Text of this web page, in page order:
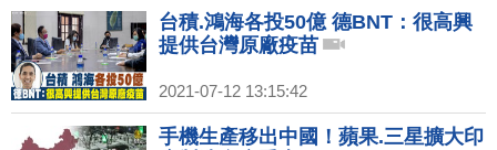
台積.鴻海各投50億 德BNT：很高興
提供台灣原廠疫苗
2021-07-12 13:15:42
手機生產移出中國！蘋果.三星擴大印